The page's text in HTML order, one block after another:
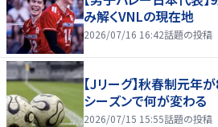
み解くVNLの現在地
2026/07/16 16:42話題の投稿
【Jリーグ】秋春制元年
シーズンで何が変わる
2026/07/15 15:55話題の投稿